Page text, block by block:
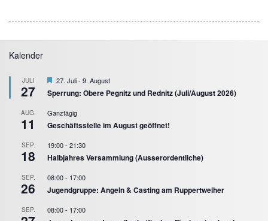
Kalender
JULI
27
Hervorgehoben
27. Juli-9. August
Sperrung: Obere Pegnitz und Rednitz (Juli/August 2026)
AUG.
11
Ganztägig
Geschäftsstelle im August geöffnet!
SEP.
18
19:00-21:30
Halbjahres Versammlung (Ausserordentliche)
SEP.
26
08:00- 17:00
Jugendgruppe: Angeln & Casting am Ruppertweiher
SEP. 08:00- 17:00